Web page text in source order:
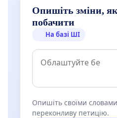
Опишіть зміни,
побачити
На базі ШІ
Опишіть своїми
переконливу петицію.